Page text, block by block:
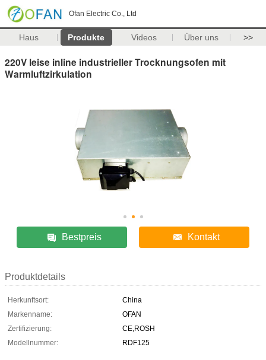
Ofan Electric Co., Ltd
Haus Produkte Videos Über uns >>
220V leise inline industrieller Trocknungsofen mit
Warmluftzirkulation
Bestpreis Kontakt
Produktdetails
Herkunftsort:
China
Markenname:
OFAN
Zertifizierung:
CE,ROSH
Modellnummer:
RDF125